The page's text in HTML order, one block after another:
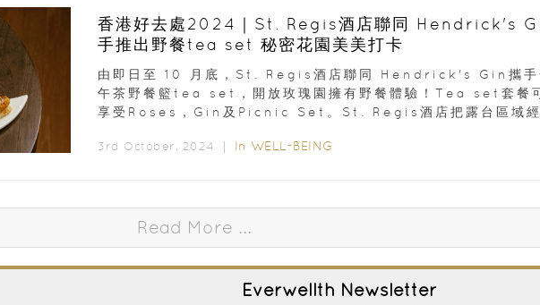
香港好去處2024｜St. Regis酒店聯同 Hendrick's
手推出野餐tea set 秘密花園美美打卡
由即日至 10 月底，St. Regis酒店聯同 Hendrick's Gin攜手
午茶野餐籃tea set，開放玫瑰園擁有野餐體驗！Tea set套餐
享受Roses，Gin及Picnic Set。St. Regis酒店把露台區域經
打卡！Picnic set包括：- 玫瑰鵝肝（Foie Gras Rose）-...
3rd October, 2024 ｜ In WELL-BEING
Read More ...
Everwellth Newsletter